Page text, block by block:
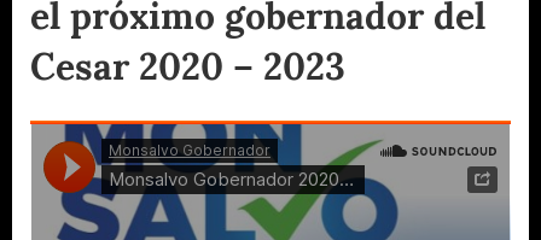
el próximo gobernador del
Cesar 2020 – 2023